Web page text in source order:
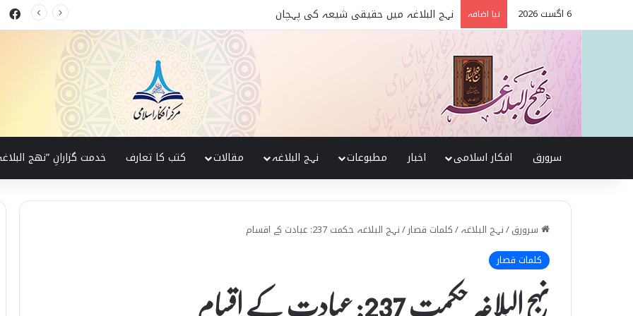
6 اگست 2026 نیا اضافہ تربیت اولاد کے بنیادی اصول نہج البلاغہ کی روشنی میں
سرورق افکار اسلامی اخبار مطبوعات نہج البلاغہ مقالات کتب کا تعارف خدمت گزارانِ ”نھج
سرورق/نہج البلاغہ/کلمات قصار/نہج البلاغہ حکمت 237: عبادت کے اقسام
کلمات قصار